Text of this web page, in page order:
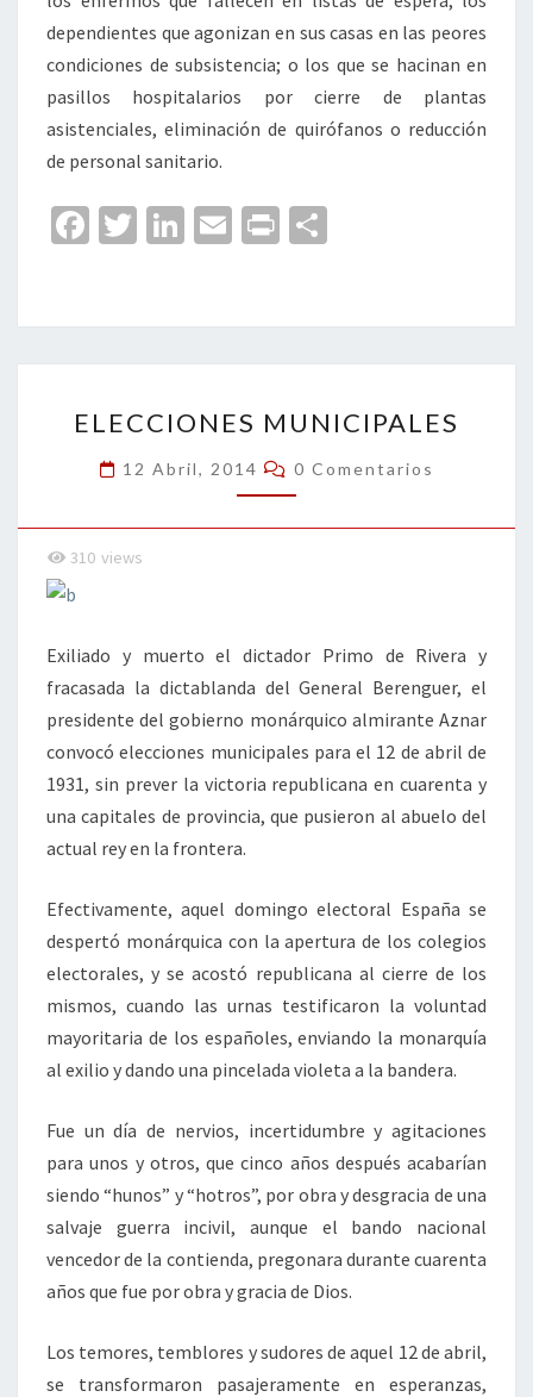
dependientes que agonizan en sus casas en las peores
condiciones de subsistencia; o los que se hacinan en
pasillos hospitalarios por cierre de plantas
asistenciales, eliminación de quirófanos o reducción
de personal sanitario.
Fa
o
o
k
T
er
Li
dI
n
E
l
Pr
p
ar
tir
MUNICIPALES
ELECCIONES MUNICIPALES
12 Abril, 2014 Comentarios
0 Comentarios
310 views
Exiliado y muerto el dictador Primo de Rivera y
fracasada la dictablanda del General Berenguer, el
presidente del gobierno monárquico almirante Aznar
convocó elecciones municipales para el 12 de abril de
1931, sin prever la victoria republicana en cuarenta y
una capitales de provincia, que pusieron al abuelo del
actual rey en la frontera.
Efectivamente, aquel domingo electoral España se
despertó monárquica con la apertura de los colegios
electorales, y se acostó republicana al cierre de los
mismos, cuando las urnas testificaron la voluntad
mayoritaria de los españoles, enviando la monarquía
al exilio y dando una pincelada violeta a la bandera.
Fue un día de nervios, incertidumbre y agitaciones
para unos y otros, que cinco años después acabarían
siendo “hunos” y “hotros”, por obra y desgracia de una
salvaje guerra incivil, aunque el bando nacional
vencedor de la contienda, pregonara durante cuarenta
años que fue por obra y gracia de Dios.
Los temores, temblores y sudores de aquel 12 de abril,
se transformaron pasajeramente en esperanzas,